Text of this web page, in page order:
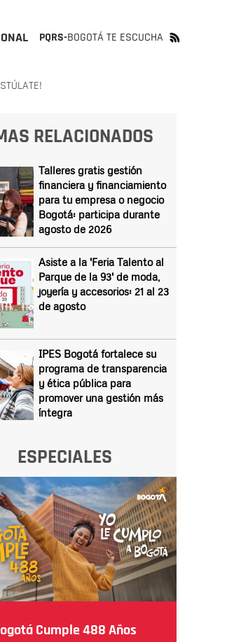
PQRS-BOGOTÁ TE ESCUCHA
RELACIONADOS
Talleres gratis gestión
financiera y financiamiento
para tu empresa o negocio
Bogotá: participa durante
agosto de 2026
Asiste a la 'Feria Talento al
Parque de la 93' de moda,
joyería y accesorios: 21 al 23
de agosto
IPES Bogotá fortalece su
programa de transparencia
y ética pública para
promover una gestión más
íntegra
ESPECIALES
Cumple 488 Años